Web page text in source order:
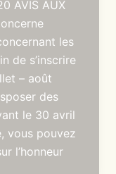
AVIS AUX
les
de s’inscrire
– août
des
le 30 avril
vous pouvez
l’honneur